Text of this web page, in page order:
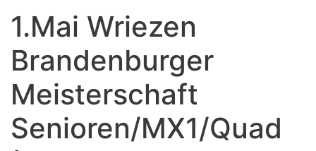
1.Mai Wriezen
Brandenburger
Meisterschaft
Senioren/MX1/Quad